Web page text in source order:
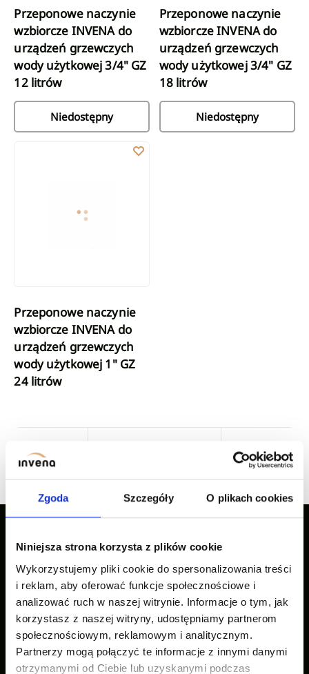
Zgoda Szczegóły O plikach cookies
Niniejsza strona korzysta z plików cookie
Wykorzystujemy pliki cookie do spersonalizowania treści
i reklam, aby oferować funkcje społecznościowe i
analizować ruch w naszej witrynie. Informacje o tym, jak
korzystasz z naszej witryny, udostępniamy partnerom
społecznościowym, reklamowym i analitycznym.
Partnerzy mogą połączyć te informacje z innymi danymi
otrzymanymi od Ciebie lub uzyskanymi podczas
Przeponowe naczynie
wzbiorcze INVENA do
urządzeń grzewczych
wody użytkowej 3/4" GZ
12 litrów
Niedostępny
Przeponowe naczynie
wzbiorcze INVENA do
urządzeń grzewczych
wody użytkowej 3/4" GZ
18 litrów
Niedostępny
Przeponowe naczynie wzbiorcze INVENA do urządzeń
Przeponowe naczynie
wzbiorcze INVENA do
urządzeń grzewczych
wody użytkowej 1" GZ
24 litrów
poprzednia
strona
następna
strona
Nasze inspiracje